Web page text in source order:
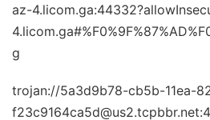
az-
g
trojan://5a3d9b78-cb5b-11ea-